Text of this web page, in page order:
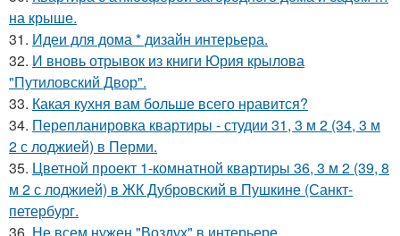
на крыше.
31. Идеи для дома * дизайн интерьера.
32. И вновь отрывок из книги Юрия крылова
"Путиловский Двор".
33. Какая кухня вам больше всего нравится?
34. Перепланировка квартиры - студии 31, 3 м 2 (34, 3 м
2 с лоджией) в Перми.
35. Цветной проект 1-комнатной квартиры 36, 3 м 2 (39, 8
м 2 с лоджией) в ЖК Дубровский в Пушкине (Санкт-
петербург.
36. Не всем нужен "Воздух" в интерьере.